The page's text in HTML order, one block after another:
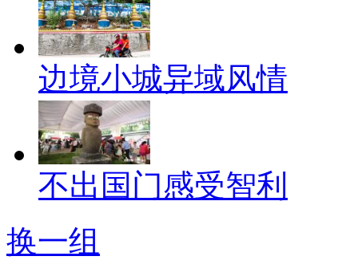
边境小城异域风情
不出国门感受智利
换一组